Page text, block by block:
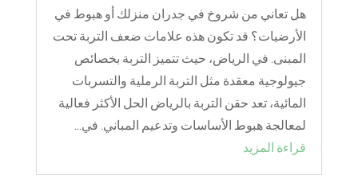
هل تعاني من شروخ في جدران منزلك أو هبوط في
الأرضيات؟ قد تكون هذه علامات ضعف التربة تحت
المبنى. في الرياض، حيث تتميز التربة بخصائص
جيولوجية معقدة مثل التربة الرملية والتسربات
المائية، تعد حقن التربة بالرياض الحل الأكثر فعالية
لمعالجة هبوط الأساسات وتدعيم المباني. في...
قراءة المزيد